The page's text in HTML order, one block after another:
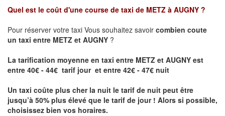
Quel est le coût d'une course de taxi de METZ à AUGNY ?
Pour réserver votre taxi Vous souhaitez savoir combien coute
un taxi entre METZ et AUGNY ?
La tarification moyenne en taxi entre METZ et AUGNY est
entre 40€ - 44€ tarif jour et entre 42€ - 47€ nuit
Un taxi coûte plus cher la nuit le tarif de nuit peut être
jusqu’à 50% plus élevé que le tarif de jour ! Alors si possible,
choisissez bien vos horaires.